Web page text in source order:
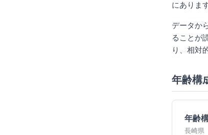
にあります
データか
ることが
り、相対
年齢構
年齢
長崎県